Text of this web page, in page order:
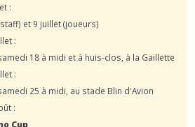
:
et 9 juillet (joueurs)
:
samedi 18 à midi et à huis-clos, à la Gaillette
:
samedi 25 à midi, au stade Blin d'Avion
:
Cup